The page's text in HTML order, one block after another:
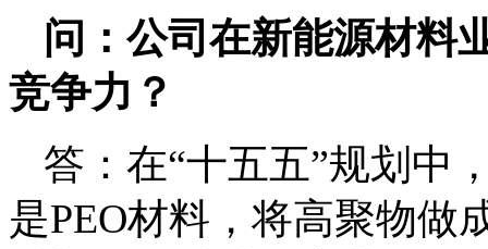
问：公司在新能源材料
竞争力？
答：在“十五五”规划中
是PEO材料，将高聚物做